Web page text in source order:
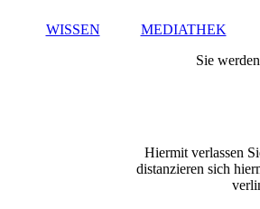
WISSEN
MEDIATHEK
Sie
Hiermit verlassen
distanzieren sich